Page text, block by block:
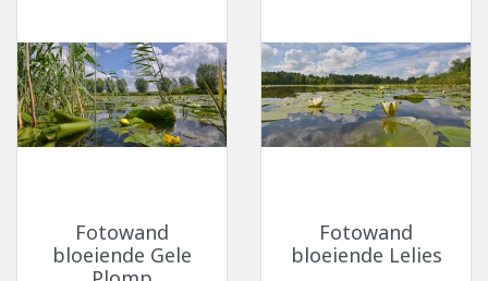
Fotowand
bloeiende Gele
Fotowand
bloeiende Lelies